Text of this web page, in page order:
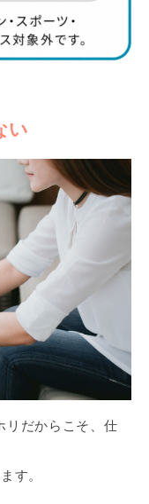
い
リだからこそ、仕
す。